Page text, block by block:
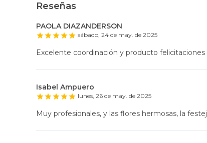
Reseñas
PAOLA DIAZANDERSON
sábado, 24 de may. de 2025
Excelente coordinación y producto felicitaciones
Isabel Ampuero
lunes, 26 de may. de 2025
Muy profesionales, y las flores hermosas, la